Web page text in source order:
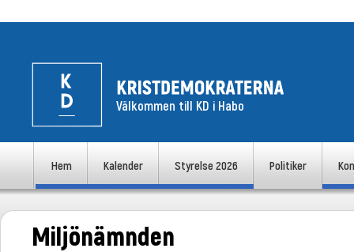
Välkommen till KD i Habo
Hoppa till huvudinnehåll
Hoppa till sekundärt innehåll
Hem Kalender Styrelse 2026 Politiker
Miljönämnden